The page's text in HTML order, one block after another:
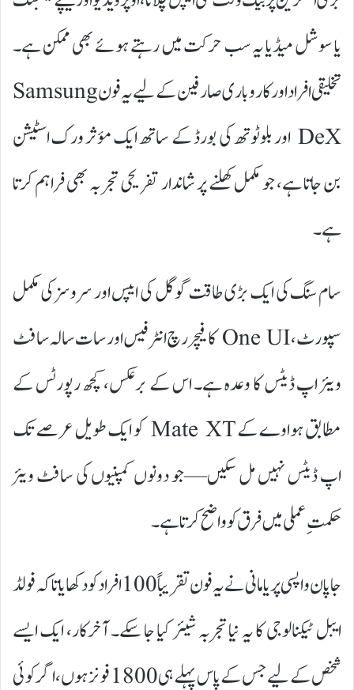
یا سوشل میڈیا یہ سب حرکت میں رہتے ہوئے بھی ممکن ہے۔
تخلیقی افراد اور کاروباری صارفین کے لیے یہ فون Samsung
DeX اور بلوٹوتھ کی بورڈ کے ساتھ ایک مؤثر ورک اسٹیشن
بن جاتا ہے، جو مکمل کھلنے پر شاندار تفریحی تجربہ بھی فراہم کرتا
ہے۔
سام سنگ کی ایک بڑی طاقت گوگل کی ایپس اور سروسز کی مکمل
سپورٹ، One UI کا فیچر رچ انٹرفیس اور سات سالہ سافٹ
ویئر اپ ڈیٹس کا وعدہ ہے۔ اس کے برعکس، کچھ رپورٹس کے
مطابق ہواوے کے Mate XT کو ایک طویل عرصے تک
اپ ڈیٹس نہیں مل سکیں—جو دونوں کمپنیوں کی سافٹ ویئر
حکمتِ عملی میں فرق کو واضح کرتا ہے۔
جاپان واپسی پر یامانی نے یہ فون تقریباً 100 افراد کو دکھایا تاکہ فولڈ
ایبل ٹیکنالوجی کا یہ نیا تجربہ شیئر کیا جا سکے۔ آخرکار، ایک ایسے
شخص کے لیے جس کے پاس پہلے ہی 1800 فونز ہوں، اگر کوئی